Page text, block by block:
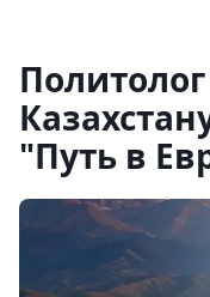
"Путь в